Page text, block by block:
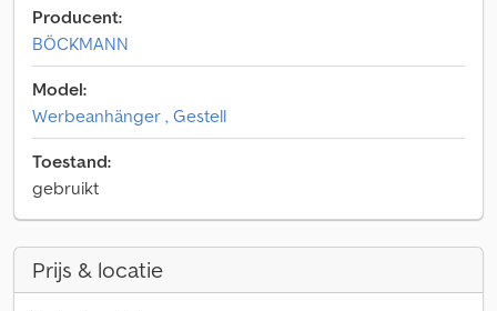
Producent:
BÖCKMANN
Model:
Werbeanhänger , Gestell
Toestand:
gebruikt
Prijs & locatie